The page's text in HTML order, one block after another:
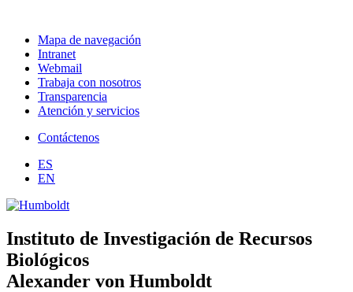
Mapa de navegación
Intranet
Webmail
Trabaja con nosotros
Transparencia
Atención y servicios
Contáctenos
ES
EN
Instituto de Investigación de Recursos
Biológicos
Alexander von Humboldt